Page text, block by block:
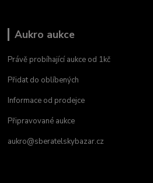
Aukro aukce
Právě probíhající aukce od 1kč
Přidat do oblíbených
Informace od prodejce
Připravované aukce
aukro@sberatelskybazar.cz